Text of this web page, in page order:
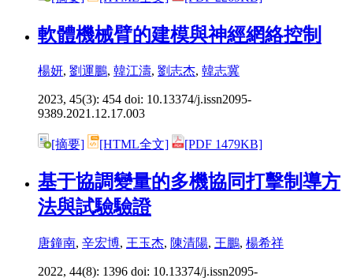
軟體機械臂的建模與神經網絡控制
楊妍, 劉運鵬, 韓江濤, 劉志杰, 韓志冀
2023, 45(3): 454 doi: 10.13374/j.issn2095-
9389.2021.12.17.003
[摘要] [HTML全文] [PDF 1479KB]
基于協調變量的多機協同打擊制導方
法與試驗驗證
唐鐘南, 辛宏博, 王玉杰, 陳清陽, 王鵬, 楊希祥
2022, 44(8): 1396 doi: 10.13374/j.issn2095-